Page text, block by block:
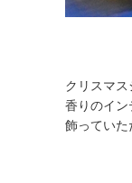
クリスマス
香りのイン
飾っていた